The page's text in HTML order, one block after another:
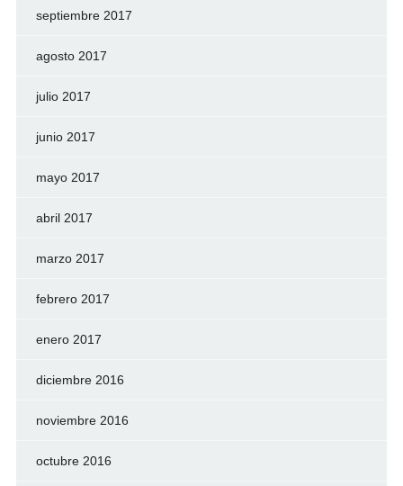
septiembre 2017
agosto 2017
julio 2017
junio 2017
mayo 2017
abril 2017
marzo 2017
febrero 2017
enero 2017
diciembre 2016
noviembre 2016
octubre 2016